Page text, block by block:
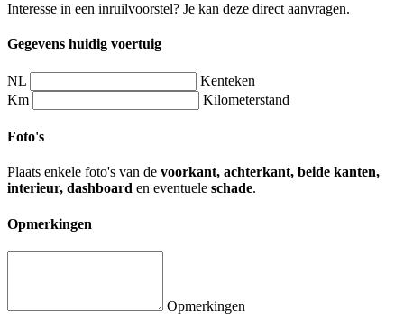
Interesse in een inruilvoorstel? Je kan deze direct aanvragen.
Gegevens huidig voertuig
NL
Kenteken
Km
Kilometerstand
Foto's
Plaats enkele foto's van de voorkant, achterkant, beide kanten,
interieur, dashboard en eventuele schade.
Opmerkingen
Opmerkingen